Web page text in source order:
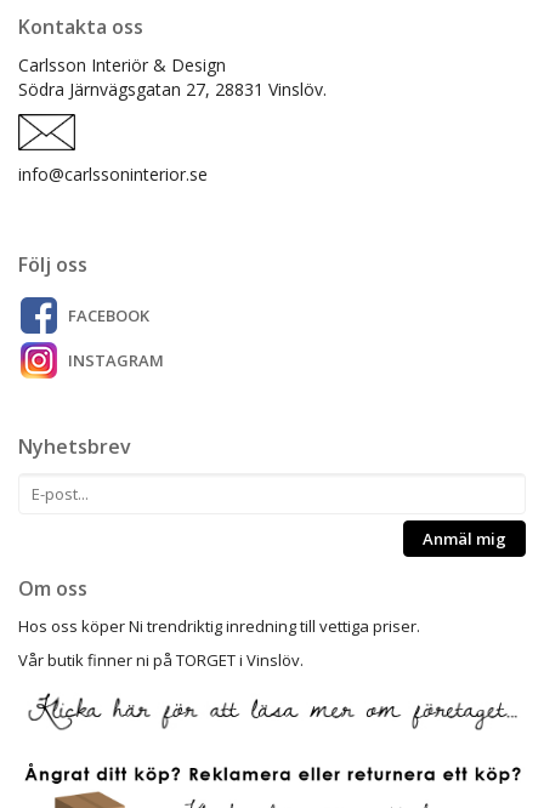
Kontakta oss
Carlsson Interiör & Design
Södra Järnvägsgatan 27, 28831 Vinslöv.
info@carlssoninterior.se
Följ oss
FACEBOOK
INSTAGRAM
Nyhetsbrev
Anmäl mig
Om oss
Hos oss köper Ni trendriktig inredning till vettiga priser.
Vår butik finner ni på TORGET i Vinslöv.